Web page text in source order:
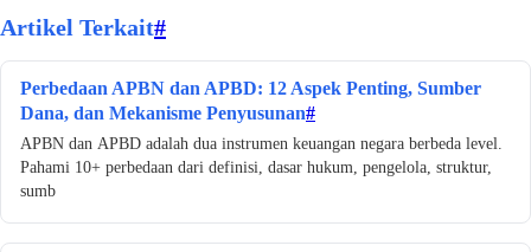
Artikel Terkait#
Perbedaan APBN dan APBD: 12 Aspek Penting, Sumber
Dana, dan Mekanisme Penyusunan#
APBN dan APBD adalah dua instrumen keuangan negara berbeda level.
Pahami 10+ perbedaan dari definisi, dasar hukum, pengelola, struktur,
sumb